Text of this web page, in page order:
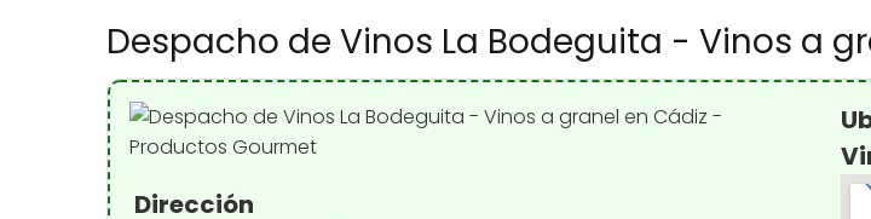
Despacho de Vinos La Bodeguita - Vinos a
Dirección